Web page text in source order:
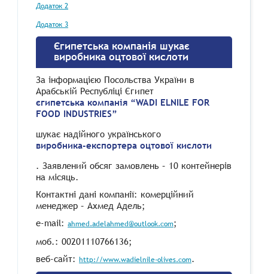
Додаток 2
Додаток 3
Єгипетська компанія шукає
виробника оцтової кислоти
За інформацією Посольства України в
Арабській Республіці Єгипет
єгипетська компанія “WADI ELNILE FOR
FOOD INDUSTRIES”
шукає надійного українського
виробника-експортера оцтової кислоти
. Заявлений обсяг замовлень – 10 контейнерів
на місяць.
Контактні дані компанії: комерційний
менеджер – Ахмед Адель;
e-mail: ahmed.adelahmed@outlook.com;
моб.: 00201110766136;
веб-сайт: http://www.wadielnile-olives.com.